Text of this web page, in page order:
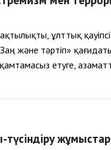
ұлттық
және тәртіп»
етуге,
түсіндіру